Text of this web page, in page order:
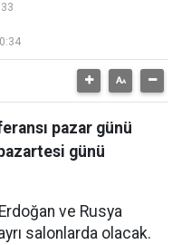
pazar günü
günü
ve Rusya
salonlarda olacak.